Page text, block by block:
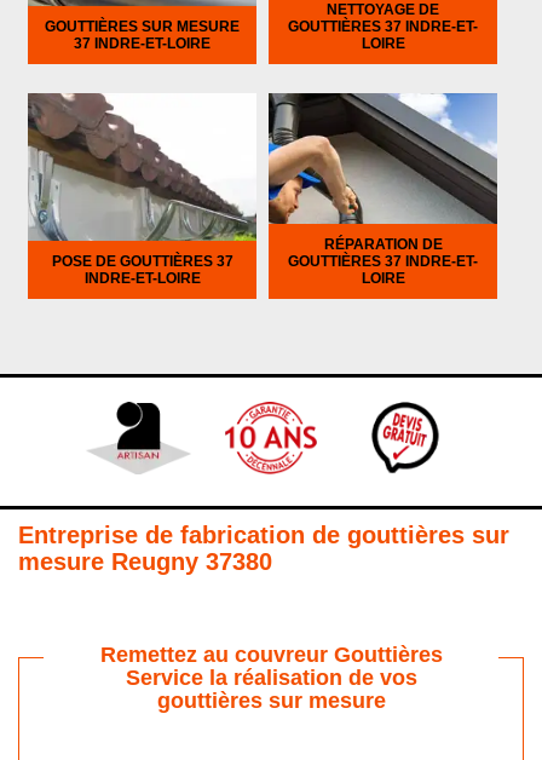
GOUTTIÈRES SUR MESURE
37 INDRE-ET-LOIRE
NETTOYAGE DE
GOUTTIÈRES 37 INDRE-ET-
LOIRE
POSE DE GOUTTIÈRES 37
INDRE-ET-LOIRE
RÉPARATION DE
GOUTTIÈRES 37 INDRE-ET-
LOIRE
Entreprise de fabrication de gouttières sur
mesure Reugny 37380
Remettez au couvreur Gouttières
Service la réalisation de vos
gouttières sur mesure